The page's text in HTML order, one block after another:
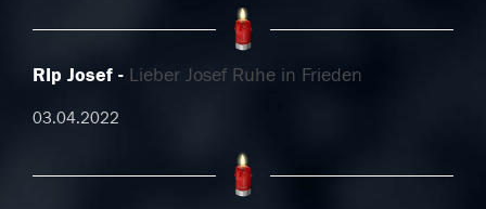
RIp Josef Lieber Josef Ruhe in Frieden
03.04.2022